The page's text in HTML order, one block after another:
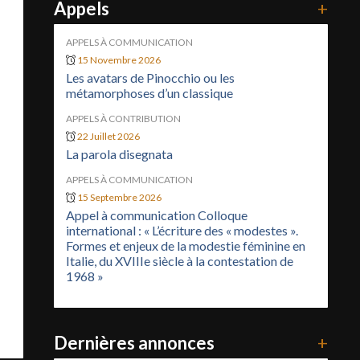
Appels +
APPELS À COMMUNICATION
15 Novembre 2026
Les avatars de Pinocchio ou les
métamorphoses d’un classique
APPELS À CONTRIBUTION
22 Juillet 2026
La parola disegnata
APPELS À COMMUNICATION
15 Septembre 2026
Appel à communication Colloque
international : « L’écriture des « modestes ».
Formes et enjeux de la modestie féminine en
Italie, du XVIIIe siècle à la contestation de
1968 »
Dernières annonces +